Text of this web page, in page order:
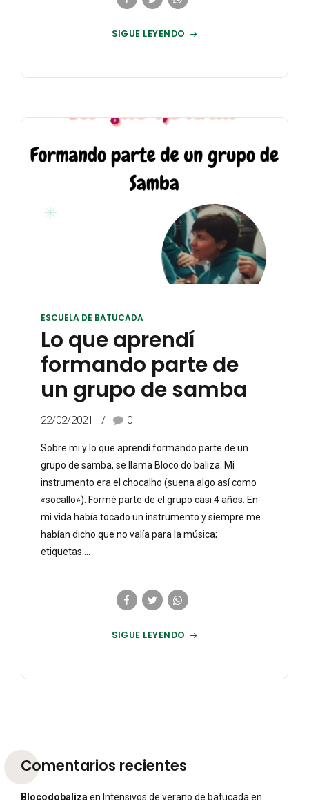
SIGUE LEYENDO
ESCUELA DE BATUCADA
Lo que aprendí
formando parte de
un grupo de samba
22/02/2021 0
Sobre mi y lo que aprendí formando parte de un
grupo de samba, se llama Bloco do baliza. Mi
instrumento era el chocalho (suena algo así como
«socallo»). Formé parte de el grupo casi 4 años. En
mi vida había tocado un instrumento y siempre me
habían dicho que no valía para la música;
etiquetas....
SIGUE LEYENDO
Comentarios recientes
Blocodobalizaen Intensivos de verano de batucada en